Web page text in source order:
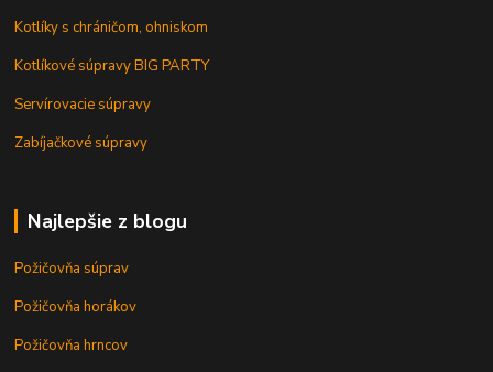
Kotlíky s chráničom, ohniskom
Kotlíkové súpravy BIG PARTY
Servírovacie súpravy
Zabíjačkové súpravy
Najlepšie z blogu
Požičovňa súprav
Požičovňa horákov
Požičovňa hrncov